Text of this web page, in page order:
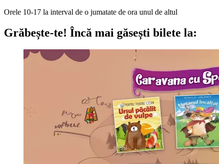
Orele 10-17 la interval de o jumatate de ora unul de altul
Grăbește-te! Încă mai găsești bilete la: